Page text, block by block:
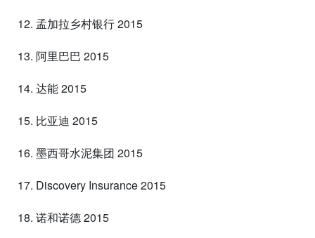
12. 孟加拉乡村银行 2015
13. 阿里巴巴 2015
14. 达能 2015
15. 比亚迪 2015
16. 墨西哥水泥集团 2015
17. Discovery Insurance 2015
18. 诺和诺德 2015